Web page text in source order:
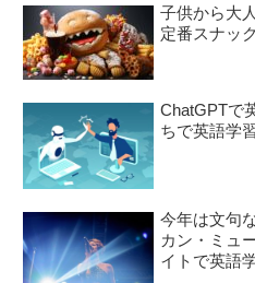
子供から大
定番スナッ
ChatGPTで
ちで英語学
今年は文句
カン・ミュ
イトで英語